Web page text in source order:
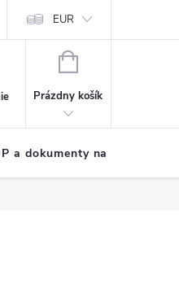
EUR
NÁKUPNÝ
Prázdny košík
a dokumenty na stiahnutie